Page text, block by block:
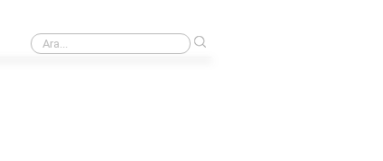
Kombi baca ucu kuşluk ne ise yarar?